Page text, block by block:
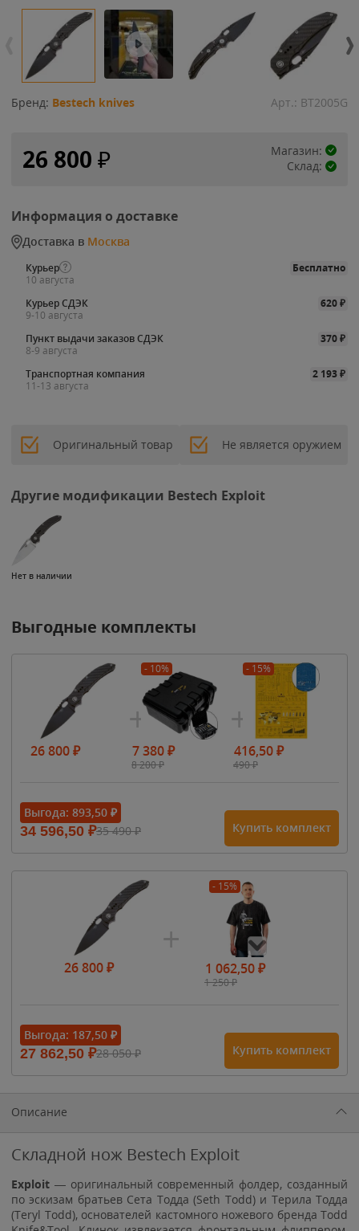
Бренд: Bestech knives Арт.: BT2005G
26 800 ₽
Магазин:
Склад:
Информация о доставке
Доставка в Москва
Курьер
Бесплатно
10 августа
Курьер СДЭК
620₽
9-10 августа
Пункт выдачи заказов СДЭК
370₽
8-9 августа
Транспортная компания
2 193₽
11-13 августа
Оригинальный товар Не является оружием
Другие модификации Bestech Exploit
Нет в наличии
Выгодные комплекты
26 800₽
- 10%
7 380₽
8 200₽
- 15%
416,50₽
490₽
Выгода: 893,50 ₽
34 596,50 ₽35 490₽ Купить комплект
26 800₽
- 15%
1 062,50₽
1 250₽
1 615₽
1 900₽1 900₽
Выгода: 187,50 ₽
27 862,50 ₽28 050₽ Купить комплект
Описание
Складной нож Bestech Exploit
Exploit — оригинальный современный фолдер, созданный
по эскизам братьев Сета Тодда (Seth Todd) и Терила Тодда
(Teryl Todd), основателей кастомного ножевого бренда Todd